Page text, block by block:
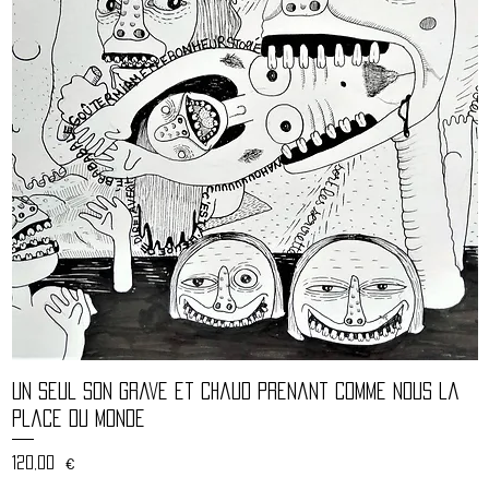
Aperçu rapide
Un seul son grave et chaud prenant comme nous la
place du monde
Prix
120,00 €